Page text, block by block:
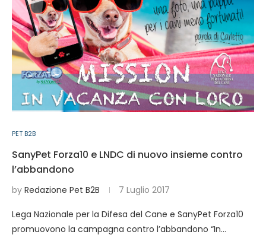
PET B2B
SanyPet Forza10 e LNDC di nuovo insieme contro
l’abbandono
by Redazione Pet B2B 7 Luglio 2017
Lega Nazionale per la Difesa del Cane e SanyPet Forza10
promuovono la campagna contro l’abbandono “In…